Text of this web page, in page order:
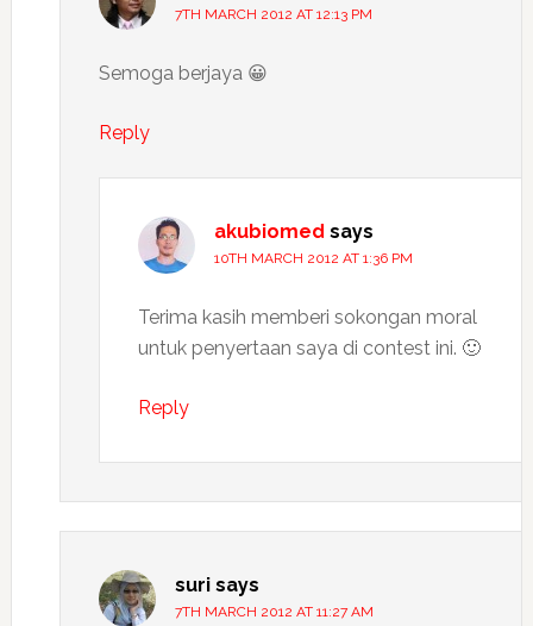
7TH MARCH 2012 AT 12:13 PM
Semoga berjaya 😀
Reply
akubiomed says
10TH MARCH 2012 AT 1:36 PM
Terima kasih memberi sokongan moral
untuk penyertaan saya di contest ini. 🙂
Reply
suri says
7TH MARCH 2012 AT 11:27 AM